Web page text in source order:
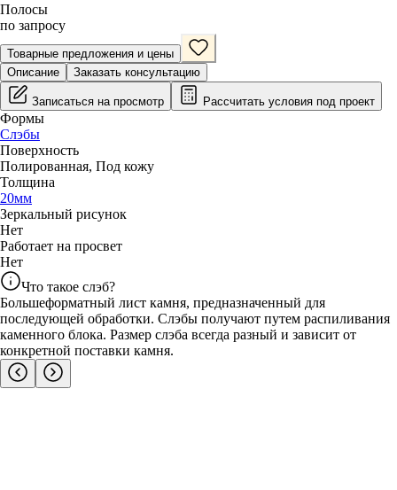
Полосы
по запросу
Товарные предложения и цены
Описание
Заказать консультацию
Записаться на просмотр Рассчитать условия под проект
Формы
Слэбы
Поверхность
Полированная, Под кожу
Толщина
20мм
Зеркальный рисунок
Нет
Работает на просвет
Нет
Что такое слэб?
Большеформатный лист камня, предназначенный для
последующей обработки. Слэбы получают путем распиливания
каменного блока. Размер слэба всегда разный и зависит от
конкретной поставки камня.